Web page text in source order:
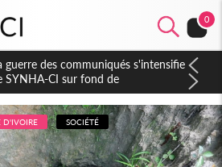
0
2026, Thiam plaide pour un
plus apaisé
D'IVOIRE SOCIÉTÉ